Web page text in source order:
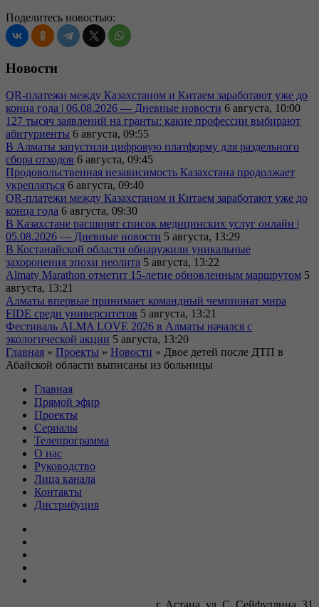
Поделитесь новостью:
Новости
QR-платежи между Казахстаном и Китаем заработают уже до
конца года | 06.08.2026 — Дневные новости 6 августа, 10:00
127 тысяч заявлений на гранты: какие профессии выбирают
абитуриенты 6 августа, 09:55
В Алматы запустили цифровую платформу для раздельного
сбора отходов 6 августа, 09:45
Продовольственная независимость Казахстана продолжает
укрепляться 6 августа, 09:40
QR-платежи между Казахстаном и Китаем заработают уже до
конца года 6 августа, 09:30
В Казахстане расширят список медицинских услуг онлайн |
05.08.2026 — Дневные новости 5 августа, 13:29
В Костанайской области обнаружили уникальные
захоронения эпохи неолита 5 августа, 13:22
Almaty Marathon отметит 15-летие обновленным маршрутом 5
августа, 13:21
Алматы впервые принимает командный чемпионат мира
FIDE среди университетов 5 августа, 13:21
Фестиваль ALMA LOVE 2026 в Алматы начался с
экологической акции 5 августа, 13:20
Главная » Проекты » Новости » Двое детей после ДТП в
Абайской области выписаны из больницы
Главная
Прямой эфир
Проекты
Сериалы
Телепрограмма
О нас
Руководство
Лица канала
Контакты
Дистрибуция